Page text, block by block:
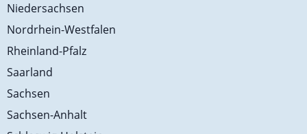
Niedersachsen
Nordrhein-Westfalen
Rheinland-Pfalz
Saarland
Sachsen
Sachsen-Anhalt